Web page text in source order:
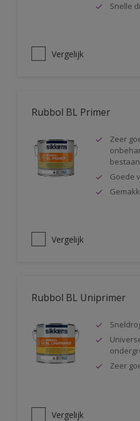
Snelle
Vergelijk
Rubbol BL Primer
Zeer
Goede
Vergelijk
Rubbol BL Uniprimer
Zeer
Vergelijk